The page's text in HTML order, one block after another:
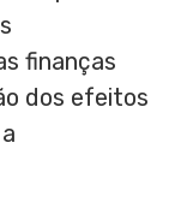
finanças
dos efeitos